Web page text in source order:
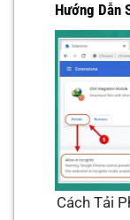
Hướng Dẫn
Cách Tải